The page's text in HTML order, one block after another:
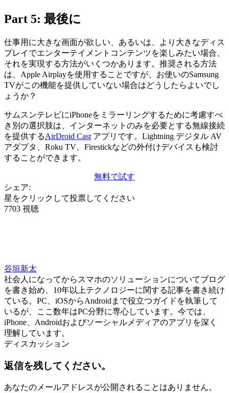
Part 5: 最後に
仕事用に大きな画面が欲しい、あるいは、より大きなディス
プレイでエンターテイメントコンテンツを楽しみたい場合、
それを実現する方法がいくつかあります。推奨される方法
は、Apple Airplayを使用することですが、お使いのSamsung
TVがこの機能を提供していない場合はどうしたらよいでし
ょうか？
サムスンテレビにiPhoneをミラーリングするために考慮すべ
き別の選択肢は、インターネットのみを必要とする無線接続
を提供するAirDroid Cast アプリです。Lightning デジタル AV
アダプタ、Roku TV、Firestickなどの外付けデバイスも検討
することができます。
無料で試す
シェア:
星をクリックして投票してください
7703 視聴
谷垣新太
社会人になってからスマホのソリューションについてブログ
を書き始め、10年以上テクノロジーに関する記事を書き続け
ている。PC、iOSからAndroidまで役立つガイドを執筆して
いるが、ここ数年はPC分野に専心しています。今では、
iPhone、Androidおよびソーシャルメディアのアプリを深く
理解しています。
ディスカッション
返信を残してください。
あなたのメールアドレスが公開されることはありません。